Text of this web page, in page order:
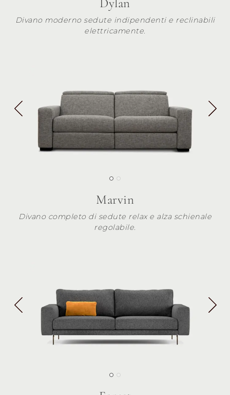
Divano moderno sedute indipendenti e reclinabili
elettricamente.
Marvin
Divano completo di sedute relax e alza schienale
regolabile.